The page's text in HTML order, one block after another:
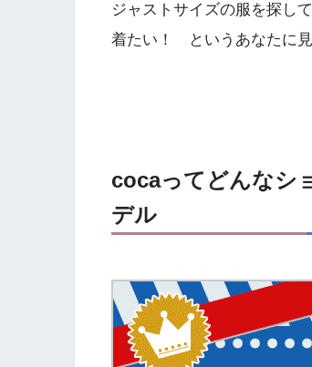
ジャストサイズの服を探し
着たい！ というあなたに見
cocaってどんなシ
デル